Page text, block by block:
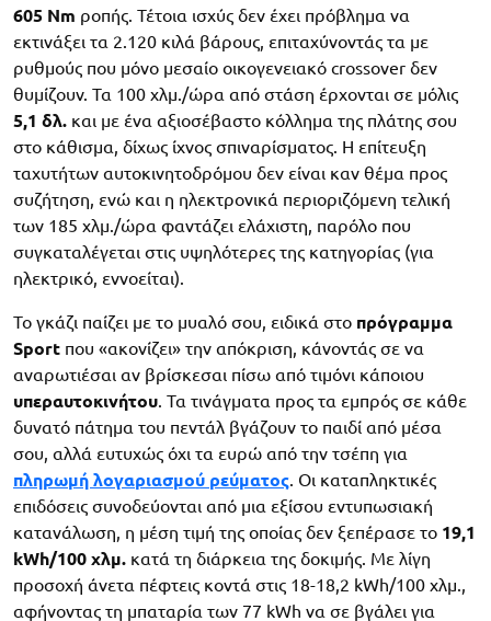
605 Nm ροπής. Τέτοια ισχύς δεν έχει πρόβλημα να
εκτινάξει τα 2.120 κιλά βάρους, επιταχύνοντάς τα με
ρυθμούς που μόνο μεσαίο οικογενειακό crossover δεν
θυμίζουν. Τα 100 χλμ./ώρα από στάση έρχονται σε μόλις
5,1 δλ. και με ένα αξιοσέβαστο κόλλημα της πλάτης σου
στο κάθισμα, δίχως ίχνος σπιναρίσματος. Η επίτευξη
ταχυτήτων αυτοκινητοδρόμου δεν είναι καν θέμα προς
συζήτηση, ενώ και η ηλεκτρονικά περιοριζόμενη τελική
των 185 χλμ./ώρα φαντάζει ελάχιστη, παρόλο που
συγκαταλέγεται στις υψηλότερες της κατηγορίας (για
ηλεκτρικό, εννοείται).
Το γκάζι παίζει με το μυαλό σου, ειδικά στο πρόγραμμα
Sport που «ακονίζει» την απόκριση, κάνοντάς σε να
αναρωτιέσαι αν βρίσκεσαι πίσω από τιμόνι κάποιου
υπεραυτοκινήτου . Τα τινάγματα προς τα εμπρός σε κάθε
δυνατό πάτημα του πεντάλ βγάζουν το παιδί από μέσα
σου, αλλά ευτυχώς όχι τα ευρώ από την τσέπη για
πληρωμή λογαριασμού ρεύματος . Οι καταπληκτικές
επιδόσεις συνοδεύονται από μια εξίσου εντυπωσιακή
κατανάλωση, η μέση τιμή της οποίας δεν ξεπέρασε το 19,1
kWh/100 χλμ. κατά τη διάρκεια της δοκιμής. Με λίγη
προσοχή άνετα πέφτεις κοντά στις 18-18,2 kWh/100 χλμ.,
αφήνοντας τη μπαταρία των 77 kWh να σε βγάλει για